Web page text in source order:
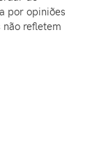
por opiniões
refletem